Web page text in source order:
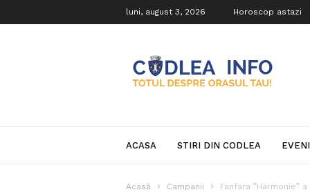
luni, august 3, 2026 Horoscop astazi
Info
ACASA STIRI DIN CODLEA
Acasă Campanii Fanfara ”Harmonie”